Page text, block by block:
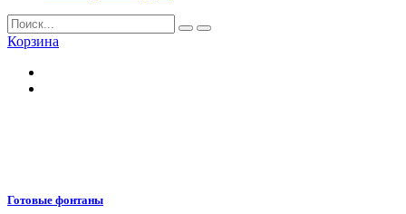
Корзина
Готовые фонтаны